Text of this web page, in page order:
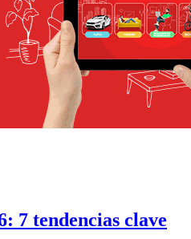
7 tendencias clave